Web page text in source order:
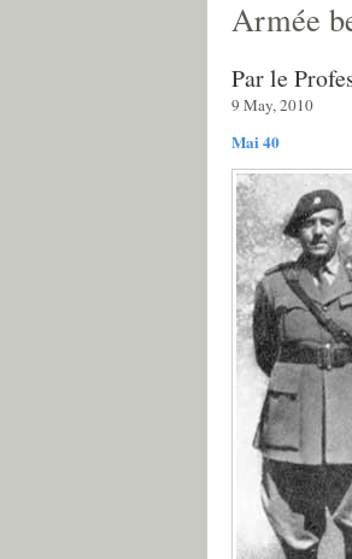
Armée
Par le
9 May, 2010
Mai 40